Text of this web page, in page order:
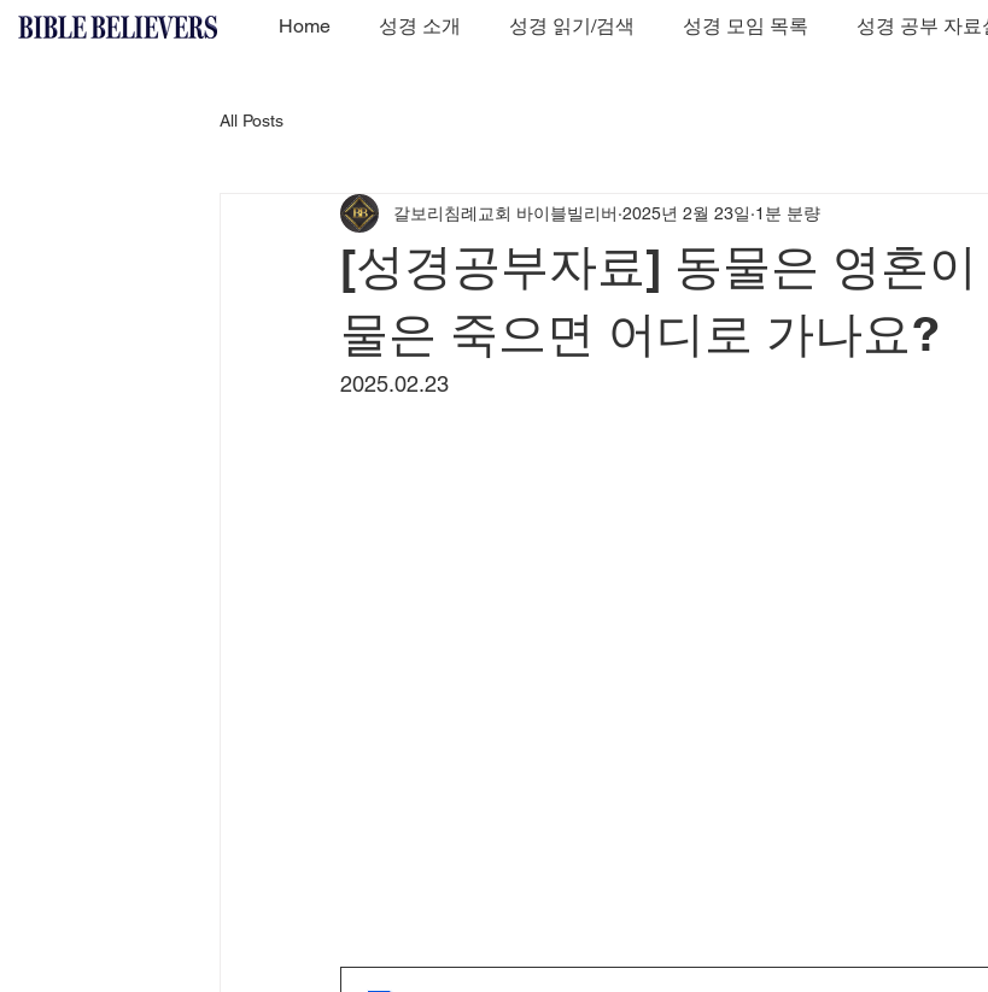
Home 성경 소개 성경 읽기/검색 성경 모임 목록 성경 공부 자료
All Posts
[성경공부자료] 동물은 영혼
물은 죽으면 어디로 가나요?
갈보리침례교회 바이블빌리버 2025년 2월 23일 1분 분량
2025.02.23